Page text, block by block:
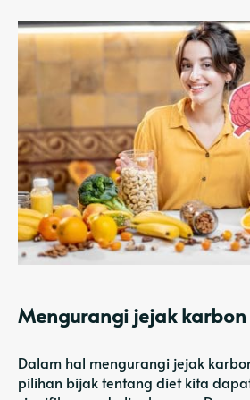
Mengurangi jejak
Dalam hal mengurangi jejak
pilihan bijak tentang diet kita